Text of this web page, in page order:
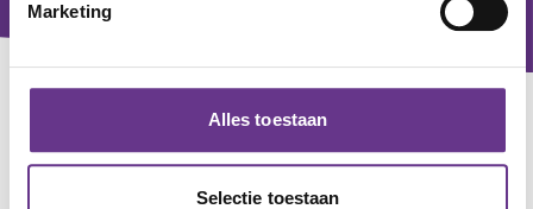
Marketing
Alles toestaan
Selectie toestaan
Voor alle zorgvragen